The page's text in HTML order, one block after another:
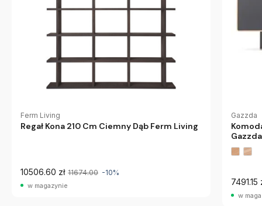
Ferm Living
Regał Kona 210 Cm Ciemny Dąb Ferm Living
10506.60 zł 11674.00 -10%
w magazynie
Gazzda
Gazzda
7491.15
w